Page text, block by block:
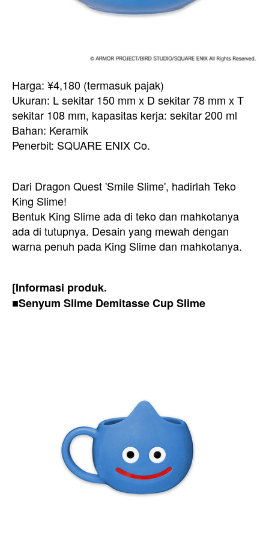
Harga: ¥4,180 (termasuk pajak)
Ukuran: L sekitar 150 mm x D sekitar 78 mm x T
sekitar 108 mm, kapasitas kerja: sekitar 200 ml
Bahan: Keramik
Penerbit: SQUARE ENIX Co.
Dari Dragon Quest 'Smile Slime', hadirlah Teko
King Slime!
Bentuk King Slime ada di teko dan mahkotanya
ada di tutupnya. Desain yang mewah dengan
warna penuh pada King Slime dan mahkotanya.
[Informasi produk.
■Senyum Slime Demitasse Cup Slime